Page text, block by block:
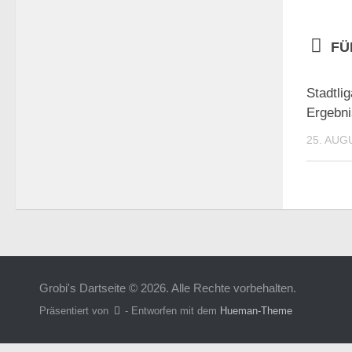
25.
Grobi's Dartseite © 2026. Alle Rechte vorbehalten.
Präsentiert von - Entworfen mit dem Hueman-Theme